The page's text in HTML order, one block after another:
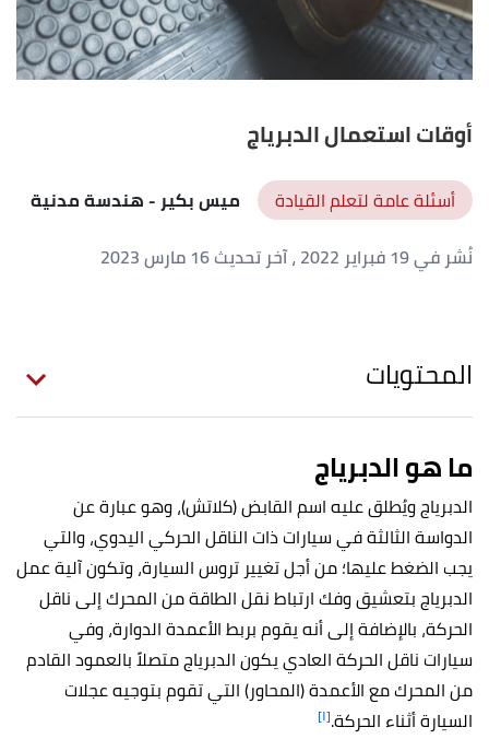
أوقات استعمال الدبرياج
أسئلة عامة لتعلم القيادة ميس بكير- هندسة مدنية
نُشر في 19 فبراير 2022
، آخر تحديث 16 مارس 2023
المحتويات
ما هو الدبرياج
الدبرياج ويُطلق عليه اسم القابض (كلاتش)، وهو عبارة عن
الدواسة الثالثة في سيارات ذات الناقل الحركي اليدوي، والتي
يجب الضغط عليها؛ من أجل تغيير تروس السيارة، وتكون آلية عمل
الدبرياج بتعشيق وفك ارتباط نقل الطاقة من المحرك إلى ناقل
الحركة، بالإضافة إلى أنه يقوم بربط الأعمدة الدوارة، وفي
سيارات ناقل الحركة العادي يكون الدبرياج متصلاً بالعمود القادم
من المحرك مع الأعمدة (المحاور) التي تقوم بتوجيه عجلات
السيارة أثناء الحركة.[١]